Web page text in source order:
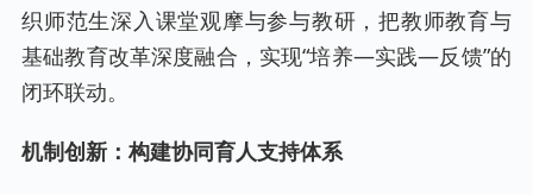
织师范生深入课堂观摩与参与教研，把教师教育与
基础教育改革深度融合，实现“培养—实践—反馈”的
闭环联动。
机制创新：构建协同育人支持体系